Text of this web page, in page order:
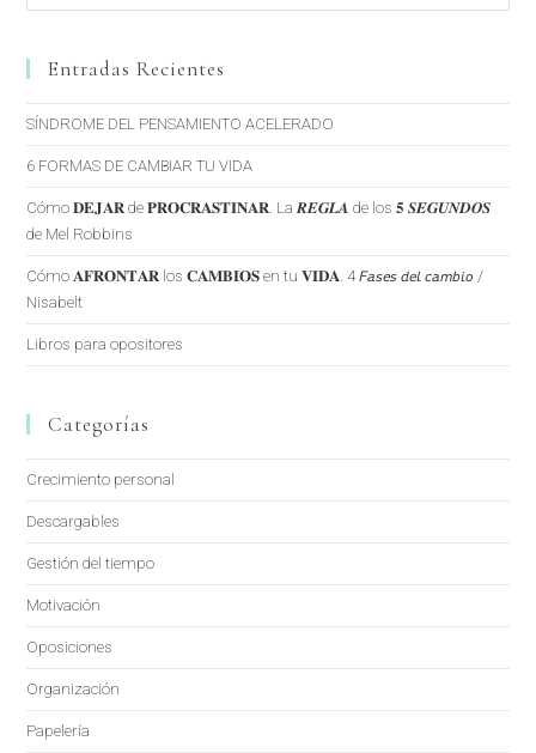
Entradas Recientes
SÍNDROME DEL PENSAMIENTO ACELERADO
6 FORMAS DE CAMBIAR TU VIDA
Cómo 𝐃𝐄𝐉𝐀𝐑 de 𝐏𝐑𝐎𝐂𝐑𝐀𝐒𝐓𝐈𝐍𝐀𝐑. La 𝑹𝑬𝑮𝑳𝑨 de los 𝟓 𝑺𝑬𝑮𝑼𝑵𝑫𝑶𝑺
de Mel Robbins
Cómo 𝐀𝐅𝐑𝐎𝐍𝐓𝐀𝐑 los 𝐂𝐀𝐌𝐁𝐈𝐎𝐒 en tu 𝐕𝐈𝐃𝐀. 4 𝘍𝘢𝘴𝘦𝘴 𝘥𝘦𝘭 𝘤𝘢𝘮𝘣𝘪𝘰 /
Nisabelt
Libros para opositores
Categorías
Crecimiento personal
Descargables
Gestión del tiempo
Motivación
Oposiciones
Organización
Papelería